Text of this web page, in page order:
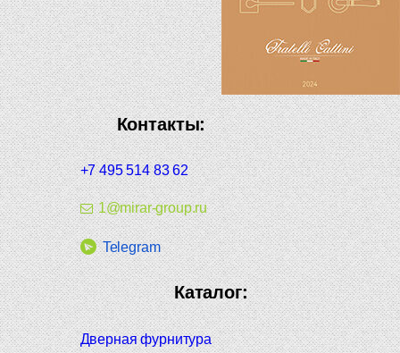
Контакты:
+7 495 514 83 62
1@mirar-group.ru
Telegram
Каталог:
Дверная фурнитура